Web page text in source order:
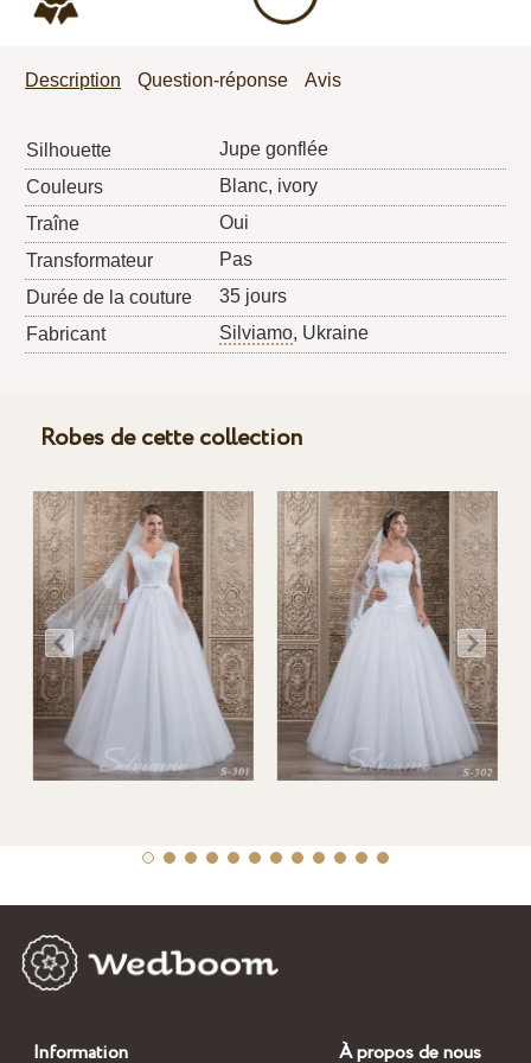
Description Question-réponse Avis
Silhouette
Jupe gonflée
Couleurs
Blanc, ivory
Traîne
Oui
Transformateur
Pas
Durée de la couture
35 jours
Fabricant
Silviamo, Ukraine
Robes de cette collection
Information À propos de nous